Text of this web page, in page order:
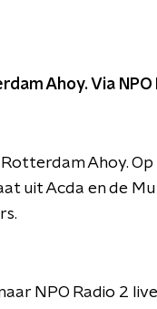
Ahoy. Via NPO
Ahoy.
uit Acda en de
NPO Radio 2